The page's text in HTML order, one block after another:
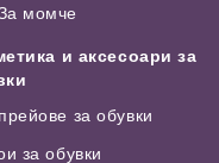
момче
и аксесоари за
за обувки
за обувки